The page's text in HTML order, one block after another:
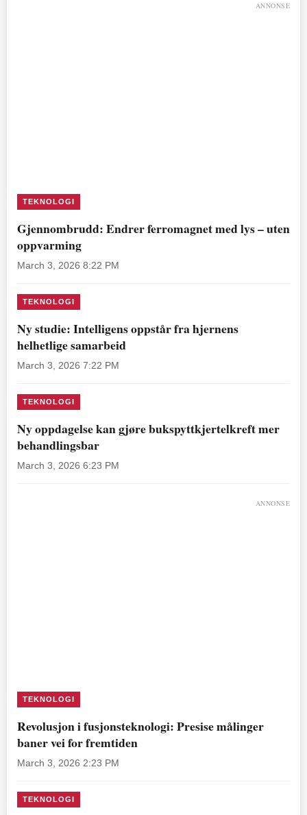
ANNONSE
TEKNOLOGI
Gjennombrudd: Endrer ferromagnet med lys – uten
oppvarming
March 3, 2026 8:22 PM
TEKNOLOGI
Ny studie: Intelligens oppstår fra hjernens
helhetlige samarbeid
March 3, 2026 7:22 PM
TEKNOLOGI
Ny oppdagelse kan gjøre bukspyttkjertelkreft mer
behandlingsbar
March 3, 2026 6:23 PM
ANNONSE
TEKNOLOGI
Revolusjon i fusjonsteknologi: Presise målinger
baner vei for fremtiden
March 3, 2026 2:23 PM
TEKNOLOGI